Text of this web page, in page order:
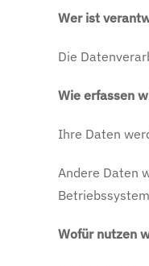
Wer ist
Die
Wie erfassen
Ihre Daten
Andere Daten
Wofür nutzen